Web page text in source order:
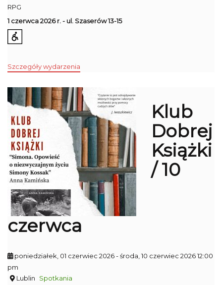
RPG
1 czerwca 2026 r. - ul. Szaserów 13-15
Szczegóły wydarzenia
Klub
Dobrej
Książki
/ 10
czerwca
poniedziałek, 01 czerwiec 2026- środa, 10 czerwiec 2026 12:00
pm
Lublin
Spotkania